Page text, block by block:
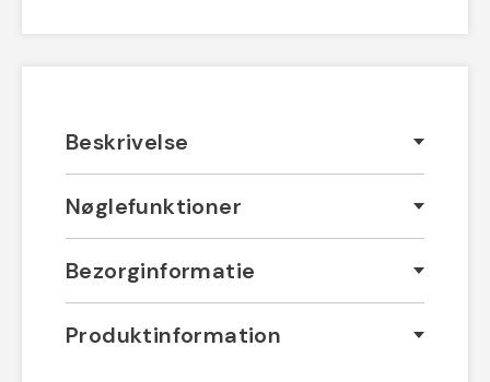
Beskrivelse
Nøglefunktioner
Bezorginformatie
Produktinformation